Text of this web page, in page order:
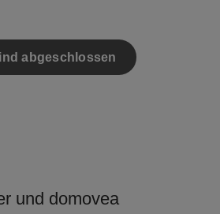
abgeschlossen
und domovea